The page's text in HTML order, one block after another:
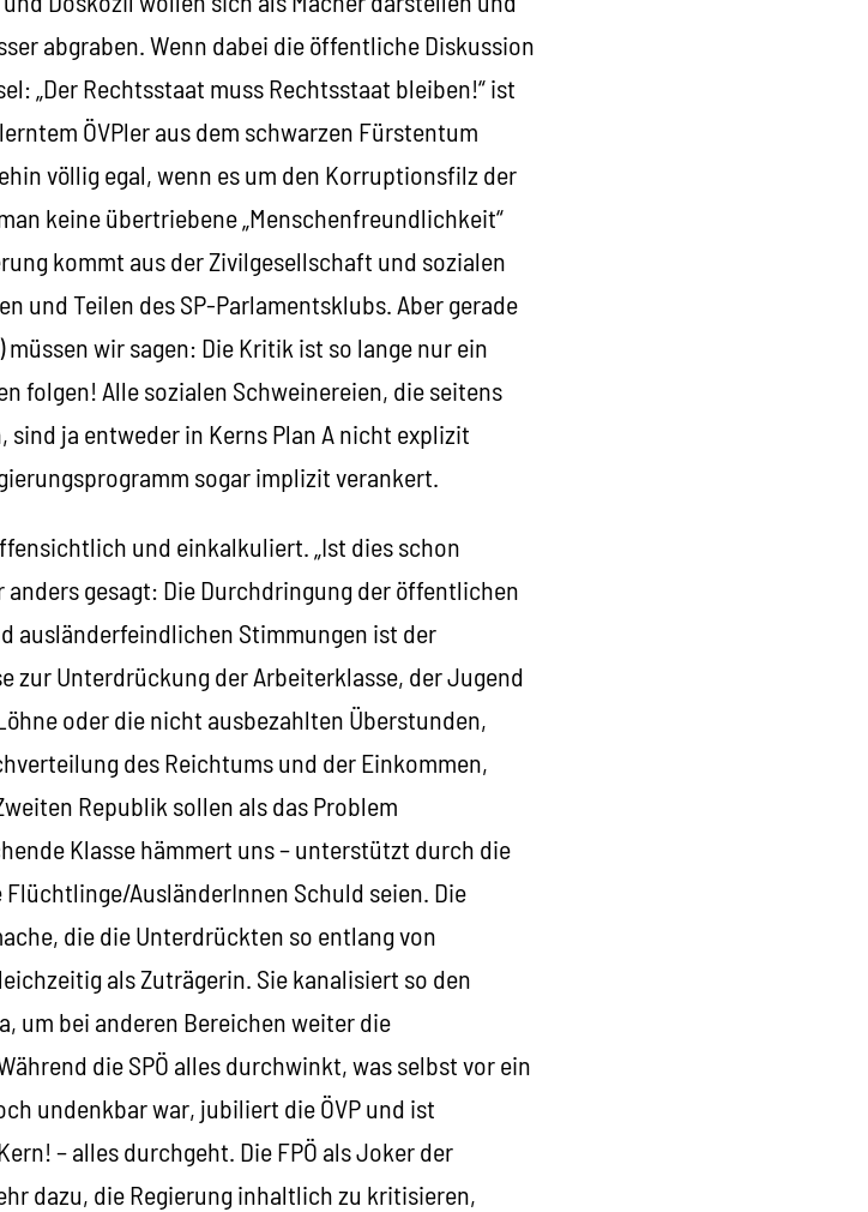
abgraben. Wenn dabei die öffentliche Diskussion
„Der Rechtsstaat muss Rechtsstaat bleiben!“ ist
ÖVPler aus dem schwarzen Fürstentum
völlig egal, wenn es um den Korruptionsfilz der
keine übertriebene „Menschenfreundlichkeit“
kommt aus der Zivilgesellschaft und sozialen
und Teilen des SP-Parlamentsklubs. Aber gerade
müssen wir sagen: Die Kritik ist so lange nur ein
folgen! Alle sozialen Schweinereien, die seitens
ja entweder in Kerns Plan A nicht explizit
sogar implizit verankert.
und einkalkuliert. „Ist dies schon
anders gesagt: Die Durchdringung der öffentlichen
ausländerfeindlichen Stimmungen ist der
zur Unterdrückung der Arbeiterklasse, der Jugend
oder die nicht ausbezahlten Überstunden,
des Reichtums und der Einkommen,
Republik sollen als das Problem
Klasse hämmert uns – unterstützt durch die
AusländerInnen Schuld seien. Die
die die Unterdrückten so entlang von
als Zuträgerin. Sie kanalisiert so den
um bei anderen Bereichen weiter die
die SPÖ alles durchwinkt, was selbst vor ein
undenkbar war, jubiliert die ÖVP und ist
– alles durchgeht. Die FPÖ als Joker der
dazu, die Regierung inhaltlich zu kritisieren,